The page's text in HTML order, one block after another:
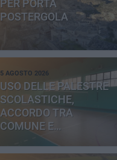
PER PORTA
POSTERGOLA
5 AGOSTO 2026
USO DELLE PALESTRE
SCOLASTICHE,
ACCORDO TRA
COMUNE E
PROVINCIA